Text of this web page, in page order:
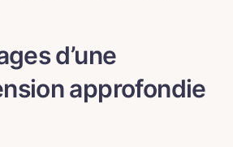
d’une
approfondie